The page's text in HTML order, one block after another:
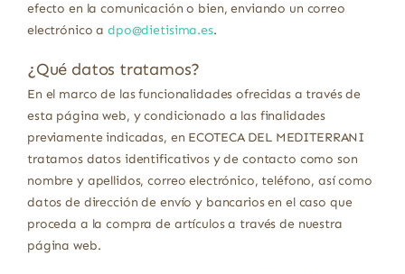
efecto en la comunicación o bien, enviando un correo
electrónico adpo@dietisima.es.
¿Qué datos tratamos?
En el marco de las funcionalidades ofrecidas a través de
esta página web, y condicionado a las finalidades
previamente indicadas, en ECOTECA DEL MEDITERRANI
tratamos datos identificativos y de contacto como son
nombre y apellidos, correo electrónico, teléfono, así como
datos de dirección de envío y bancarios en el caso que
proceda a la compra de artículos a través de nuestra
página web.